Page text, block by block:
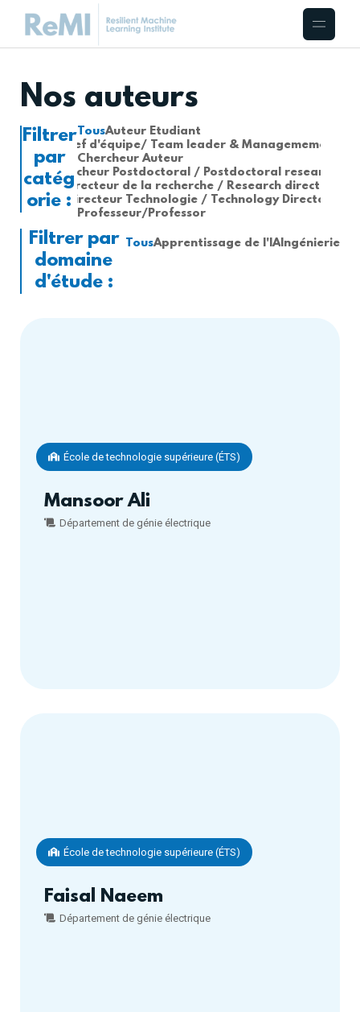
Nos auteurs
Filtrer
par
catég
orie :
Auteur Étudiant
Chef d'équipe/ Team leader & Managemement
Chercheur Auteur
Chercheur Postdoctoral / Postdoctoral researcher
Directeur de la recherche / Research director
Directeur Technologie / Technology Director
Professeur/Professor
Tous
Filtrer par
domaine
d'étude :
Apprentissage de l'IAIngénierie
Tous
École de technologie supérieure (ÉTS)
Mansoor Ali
Département de génie électrique
École de technologie supérieure (ÉTS)
Faisal Naeem
Département de génie électrique